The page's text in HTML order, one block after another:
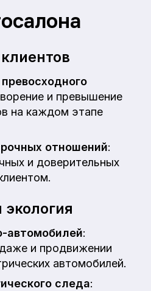
и превышение
на каждом этапе
отношений:
и доверительных
экология
автомобилей:
и продвижении
автомобилей.
следа: